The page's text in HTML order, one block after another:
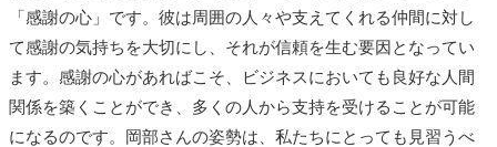
「感謝の心」です。彼は周囲の人々や支えてくれる仲間に対し
て感謝の気持ちを大切にし、それが信頼を生む要因となってい
ます。感謝の心があればこそ、ビジネスにおいても良好な人間
関係を築くことができ、多くの人から支持を受けることが可能
になるのです。岡部さんの姿勢は、私たちにとっても見習うべ